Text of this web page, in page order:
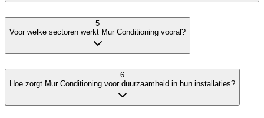
5
Voor welke sectoren werkt Mur Conditioning vooral?
6
Hoe zorgt Mur Conditioning voor duurzaamheid in hun installaties?